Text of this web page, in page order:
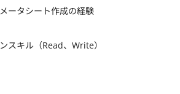
ータシート作成の経験
スキル（Read、Write）